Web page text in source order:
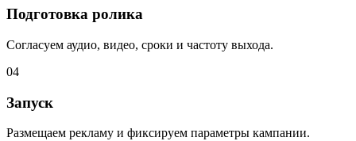
Подготовка ролика
Согласуем аудио, видео, сроки и частоту выхода.
04
Запуск
Размещаем рекламу и фиксируем параметры кампании.